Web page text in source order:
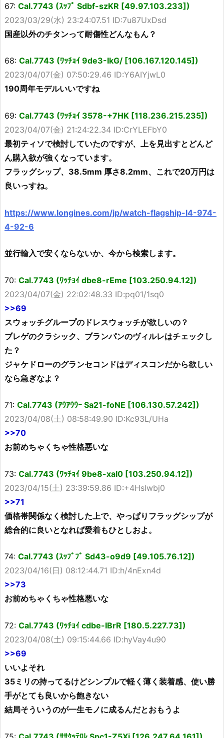
67: Cal.7743 (ｽｯﾌﾟ Sdbf-szKR [49.97.103.233])
2023/03/29(水) 23:24:07.51 ID:7u87UxDsd
国産以外のチタンって耐傷性どんなもん？
68: Cal.7743 (ﾜｯﾁｮｲ 9de3-IkG/ [106.167.120.145])
2023/04/07(金) 07:50:29.46 ID:Y6AIYjwL0
190周年モデルいいですね
69: Cal.7743 (ﾜｯﾁｮｲ 3578-+7HK [118.236.215.235])
2023/04/07(金) 21:24:22.34 ID:CrYLEFbY0
最初ティソで検討していたのですが、上を見出すとどんど
ん購入欲が強くなっています。
フラッグシップ、38.5mm 厚さ8.2mm、これで20万円は
良いっすね。
https://www.longines.com/jp/watch-flagship-l4-974-
4-92-6
並行輸入で安くならないか、今から検索します。
70: Cal.7743 (ﾜｯﾁｮｲ dbe8-rEme [103.250.94.12])
2023/04/07(金) 22:02:48.33 ID:pq01/1sq0
>>69
スウォッチグループのドレスウォッチが欲しいの？
ブレゲのクラシック、ブランパンのヴィルレはチェックし
た？
ジャケドローのグランセコンドはディスコンだから欲しい
なら急ぎなよ？
71: Cal.7743 (ｱｳｱｳｳｰ Sa21-foNE [106.130.57.242])
2023/04/08(土) 08:58:49.90 ID:Kc93L/UHa
>>70
お前めちゃくちゃ性格悪いな
73: Cal.7743 (ﾜｯﾁｮｲ 9be8-xaI0 [103.250.94.12])
2023/04/15(土) 23:39:59.86 ID:+4Hslwbj0
>>71
価格帯関係なく検討した上で、やっぱりフラッグシップが
総合的に良いとなれば愛着もひとしおよ。
74: Cal.7743 (ｽｯﾌﾟﾌﾟ Sd43-o9d9 [49.105.76.12])
2023/04/16(日) 08:12:44.71 ID:h/4nExn4d
>>73
お前めちゃくちゃ性格悪いな
72: Cal.7743 (ﾜｯﾁｮｲ cdbe-IBrR [180.5.227.73])
2023/04/08(土) 09:15:44.66 ID:hyVay4u90
>>69
いいよそれ
35ミリの持ってるけどシンプルで軽く薄く装着感、使い勝
手がとても良いから飽きない
結局そういうのが一生モノに成るんだとおもうよ